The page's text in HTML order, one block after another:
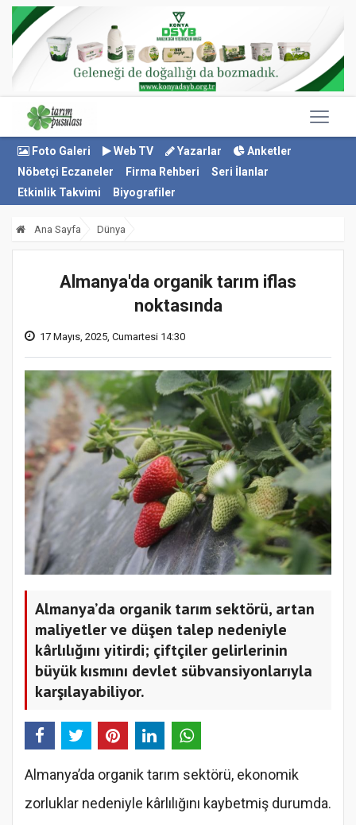
Foto Galeri Web TV Yazarlar
Anketler
Nöbetçi Eczaneler
Firma Rehberi
Seri İlanlar
Etkinlik Takvimi
Biyografiler
Ana Sayfa Dünya
Almanya'da organik tarım iflas
noktasında
17 Mayıs, 2025, Cumartesi 14:30
Almanya’da organik tarım sektörü, artan
maliyetler ve düşen talep nedeniyle
kârlılığını yitirdi; çiftçiler gelirlerinin
büyük kısmını devlet sübvansiyonlarıyla
karşılayabiliyor.
Almanya’da organik tarım sektörü, ekonomik
zorluklar nedeniyle kârlılığını kaybetmiş durumda.